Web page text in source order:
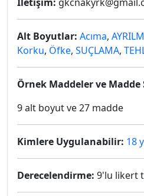
Alt Boyutlar: Acıma,
Korku, Öfke, SUÇLAMA,
Örnek Maddeler ve Madde
9 alt boyut ve 27 madde
Kimlere Uygulanabilir: 18
Derecelendirme: 9'lu likert